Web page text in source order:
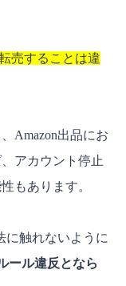
売することは違
Amazon出品にお
アカウント停止
もあります。
に触れないように
ール違反となら